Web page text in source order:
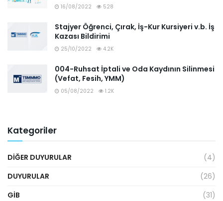
16/08/2022 528
Stajyer Öğrenci, Çırak, İş-Kur Kursiyeri v.b. İş
Kazası Bildirimi
25/10/2022 4.2K
004-Ruhsat İptali ve Oda Kaydının Silinmesi
(Vefat, Fesih, YMM)
05/08/2022 1.2K
Kategoriler
DIĞER DUYURULAR
(4)
DUYURULAR
(26)
GİB
(31)